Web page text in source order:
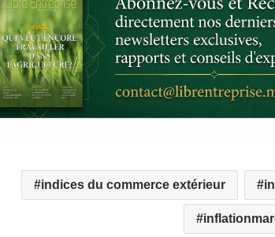
indices du commerce extérieur